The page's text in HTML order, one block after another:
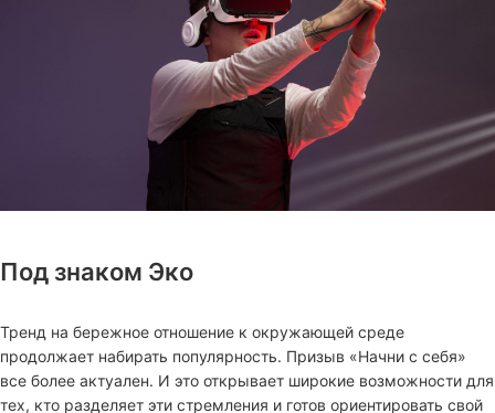
Под знаком Эко
Тренд на бережное отношение к окружающей среде
продолжает набирать популярность. Призыв «Начни с себя»
все более актуален. И это открывает широкие возможности для
тех, кто разделяет эти стремления и готов ориентировать свой